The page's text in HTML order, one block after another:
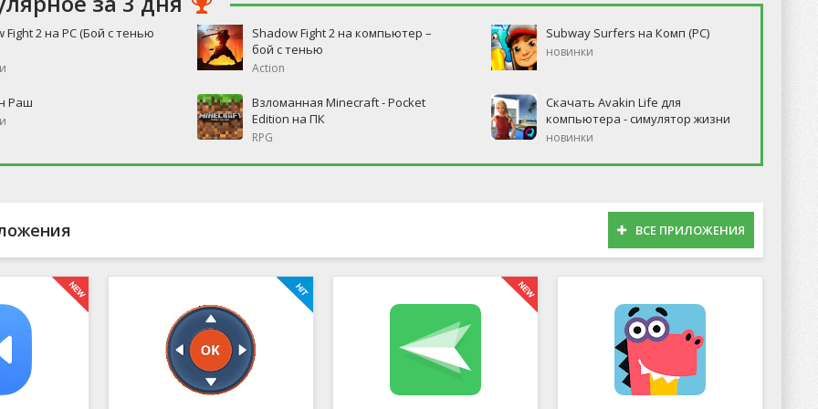
Fight 2 на PC (Бой с тенью
Shadow Fight 2 на компьютер –
бой с тенью
Action
Subway Surfers на Комп (PC)
новинки
Раш
Взломанная Minecraft - Pocket
Edition на ПК
RPG
Скачать Avakin Life для
компьютера - симулятор жизни
новинки
ВСЕ ПРИЛОЖЕНИЯ